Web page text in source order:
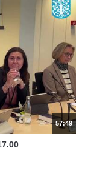
57:49